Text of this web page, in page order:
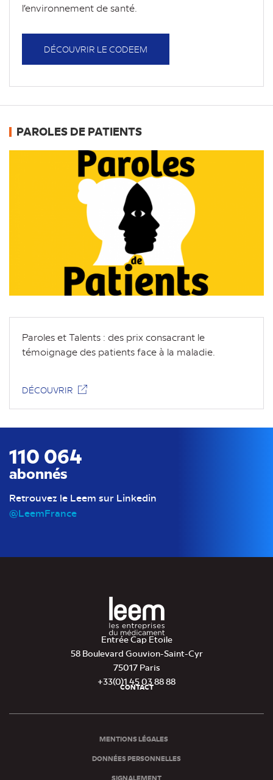
l’environnement de santé.
DÉCOUVRIR LE CODEEM
PAROLES DE PATIENTS
Paroles et Talents : des prix consacrant le
témoignage des patients face à la maladie.
DÉCOUVRIR
110 064
abonnés
Retrouvez le Leem sur Linkedin
@LeemFrance
Entrée Cap Etoile
58 Boulevard Gouvion-Saint-Cyr
75017 Paris
+33(0)1 45 03 88 88
de
CONTACT
MENTIONS LÉGALES
DONNÉES PERSONNELLES
SIGNALEMENT